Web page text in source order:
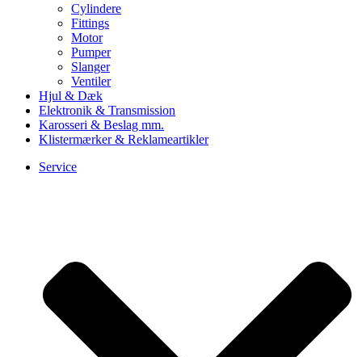
Cylindere
Fittings
Motor
Pumper
Slanger
Ventiler
Hjul & Dæk
Elektronik & Transmission
Karosseri & Beslag mm.
Klistermærker & Reklameartikler
Service